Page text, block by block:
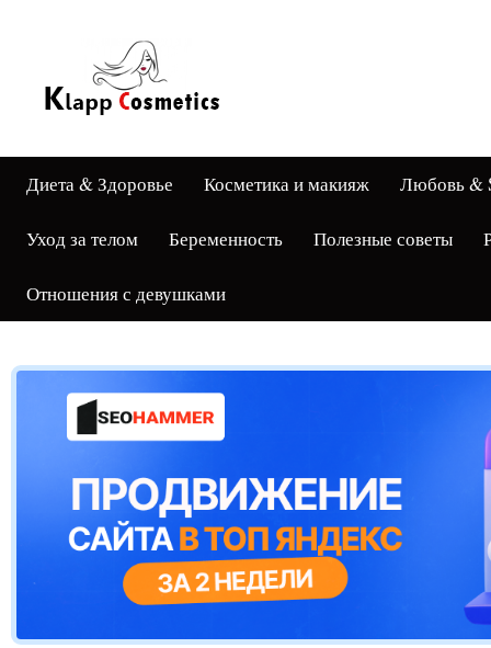
Диета & Здоровье Косметика и макияж Любовь &
Уход за телом Беременность Полезные советы
Отношения с девушками